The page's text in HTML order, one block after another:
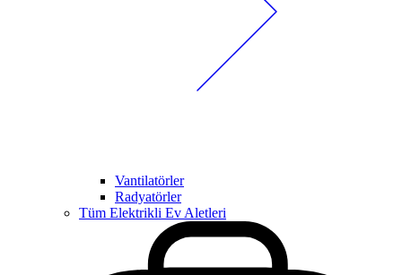
Vantilatörler
Radyatörler
Tüm Elektrikli Ev Aletleri